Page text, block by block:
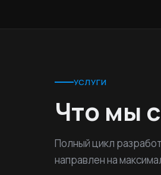
УСЛУГИ
Что мы
Полный цикл
направлен на